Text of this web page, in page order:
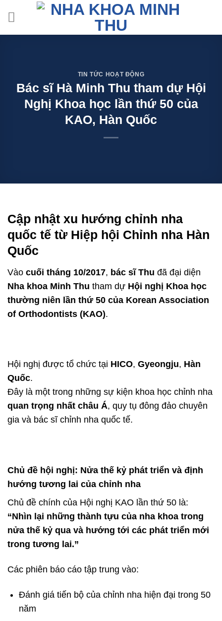
content
TIN TỨC HOẠT ĐỘNG
Bác sĩ Hà Minh Thu tham dự Hội
Nghị Khoa học lần thứ 50 của
KAO, Hàn Quốc
Cập nhật xu hướng chỉnh nha
quốc tế từ Hiệp hội Chỉnh nha Hàn
Quốc
Vào cuối tháng 10/2017, bác sĩ Thu đã đại diện
Nha khoa Minh Thu tham dự Hội nghị Khoa học
thường niên lần thứ 50 của Korean Association
of Orthodontists (KAO).
Hội nghị được tổ chức tại HICO, Gyeongju, Hàn
Quốc.
Đây là một trong những sự kiện khoa học chỉnh nha
quan trọng nhất châu Á, quy tụ đông đảo chuyên
gia và bác sĩ chỉnh nha quốc tế.
Chủ đề hội nghị: Nửa thế kỷ phát triển và định
hướng tương lai của chỉnh nha
Chủ đề chính của Hội nghị KAO lần thứ 50 là:
“Nhìn lại những thành tựu của nha khoa trong
nửa thế kỷ qua và hướng tới các phát triển mới
trong tương lai.”
Các phiên báo cáo tập trung vào:
Đánh giá tiến bộ của chỉnh nha hiện đại trong 50
năm